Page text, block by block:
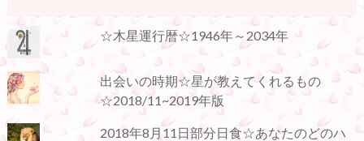
☆木星運行暦☆1946年～2034年
出会いの時期☆星が教えてくれるもの
☆2018/11~2019年版
2018年8月11日部分日食☆あなたのどのハ